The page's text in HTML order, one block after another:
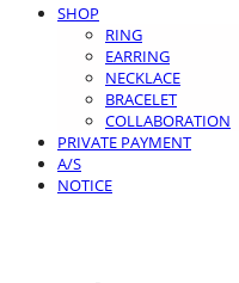
SHOP
RING
EARRING
NECKLACE
BRACELET
COLLABORATION
PRIVATE PAYMENT
A/S
NOTICE